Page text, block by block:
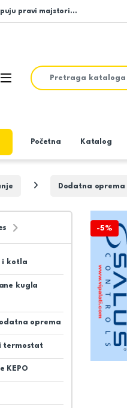
pravi majstori…
Open
Search for:
Početna Katalog
Dodatna
-5%
i kotla
kugla
oprema
termostat
KEPO